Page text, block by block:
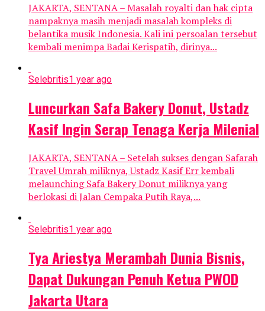
JAKARTA, SENTANA – Masalah royalti dan hak cipta
nampaknya masih menjadi masalah kompleks di
belantika musik Indonesia. Kali ini persoalan tersebut
kembali menimpa Badai Kerispatih, dirinya...
Selebritis1 year ago
Luncurkan Safa Bakery Donut, Ustadz
Kasif Ingin Serap Tenaga Kerja Milenial
JAKARTA, SENTANA – Setelah sukses dengan Safarah
Travel Umrah miliknya, Ustadz Kasif Err kembali
melaunching Safa Bakery Donut miliknya yang
berlokasi di Jalan Cempaka Putih Raya,...
Selebritis1 year ago
Tya Ariestya Merambah Dunia Bisnis,
Dapat Dukungan Penuh Ketua PWOD
Jakarta Utara